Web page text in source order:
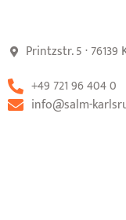
Printzstr. 5 ·
+49 721 96 404 0
info@salm-